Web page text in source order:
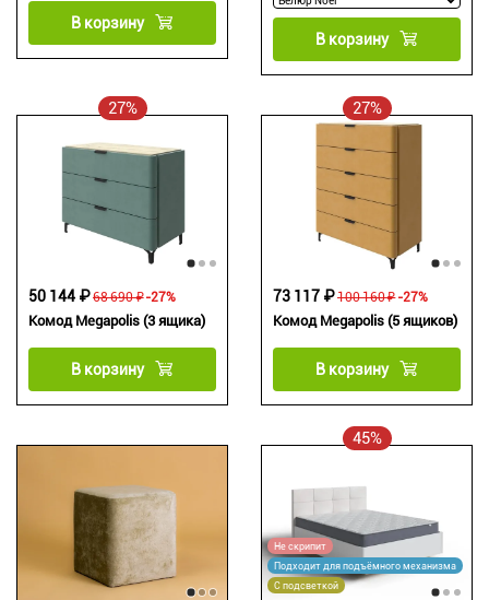
В корзину
В корзину
27%
Комод Megapolis (3 ящика)
68 690 ₽
50 144 ₽ -27%
В корзину
27%
Комод Megapolis (5 ящиков)
100 160 ₽
73 117 ₽ -27%
В корзину
45%
Не скрипит
Подходит для подъёмного механизма
С подсветкой